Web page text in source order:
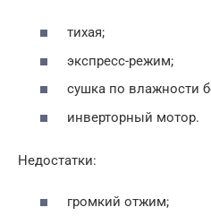
тихая;
экспресс-режим;
сушка по влажности
инверторный мотор.
Недостатки:
громкий отжим;